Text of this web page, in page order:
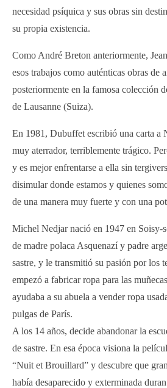
necesidad psíquica y sus obras sin
su propia existencia.
Como André Breton anteriormente,
esos trabajos como auténticas obras de
posteriormente en la famosa colección
de Lausanne (Suiza).
En 1981, Dubuffet escribió una carta a
muy aterrador, terriblemente trágico.
y es mejor enfrentarse a ella sin
disimular donde estamos y quienes
de una manera muy fuerte y con una
Michel Nedjar nació en 1947 en
de madre polaca Asquenazí y padre
sastre, y le transmitió su pasión por los
empezó a fabricar ropa para las
ayudaba a su abuela a vender ropa
pulgas de París.
A los 14 años, decide abandonar la
de sastre. En esa época visiona la
“Nuit et Brouillard” y descubre que
había desaparecido y exterminada